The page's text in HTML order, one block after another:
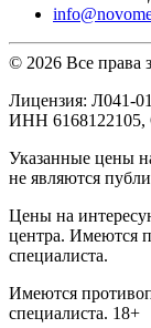
© 2026 Все права
Лицензия: Л041-
ИНН 6168122105,
Указанные цены
не являются
Цены на
центра. Имеются
специалиста.
Имеются
специалиста. 18+